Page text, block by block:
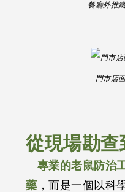
餐廳外推
門市店
從現場勘
專業的老鼠防治
藥 ，而是一個以科